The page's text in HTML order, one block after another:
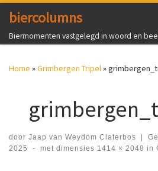
Ga naar inhoud
biercolumns
Biermomenten vastgelegd in woord en
Home »Grimbergen Tripel »
door Jaap van Weydom Claterbos
2025
- met dimensies 1414 × 2048 in